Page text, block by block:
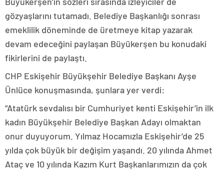
gözyaşlarını tutamadı. Belediye Başkanlığı sonrası
emeklilik döneminde de üretmeye kitap yazarak
devam edeceğini paylaşan Büyükerşen bu konudaki
fikirlerini de paylaştı.
CHP Eskişehir Büyükşehir Belediye Başkanı Ayşe
Ünlüce konuşmasında, şunlara yer verdi:
“Atatürk sevdalısı bir Cumhuriyet kenti Eskişehir’in ilk
kadın Büyükşehir Belediye Başkan Adayı olmaktan
onur duyuyorum. Yılmaz Hocamızla Eskişehir’de 25
yılda çok büyük bir değişim yaşandı. 20 yılında Ahmet
Ataç ve 10 yılında Kazım Kurt Başkanlarımızın da çok